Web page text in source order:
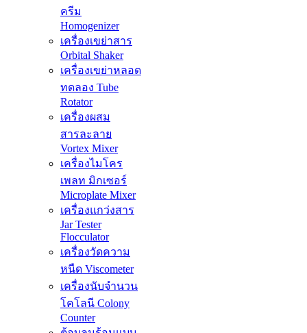
ครีม
Homogenizer
เครื่องเขย่าสาร
Orbital Shaker
เครื่องเขย่าหลอด
ทดลอง Tube
Rotator
เครื่องผสม
สารละลาย
Vortex Mixer
เครื่องไมโคร
เพลท มิกเซอร์
Microplate Mixer
เครื่องแกว่งสาร
Jar Tester
Flocculator
เครื่องวัดความ
หนืด Viscometer
เครื่องนับจำนวน
โคโลนี Colony
Counter